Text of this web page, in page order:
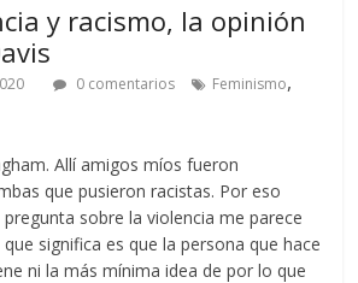
y racismo, la opinión
0 comentarios Feminismo,
Allí amigos míos fueron
que pusieron racistas. Por eso
sobre la violencia me parece
significa es que la persona que hace
ni la más mínima idea de por lo que